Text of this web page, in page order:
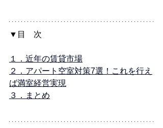
▼目　次
１．近年の賃貸市場
２．アパート空室対策7選！これを行え
ば満室経営実現
３．まとめ